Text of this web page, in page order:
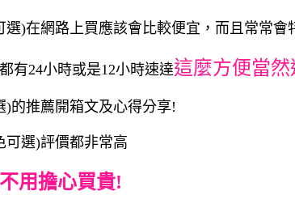
選)在網路上買應該會比較便宜，而且常常會
有24小時或是12小時速達這麼方便當
)的推薦開箱文及心得分享!
可選)評價都非常高
用擔心買貴!